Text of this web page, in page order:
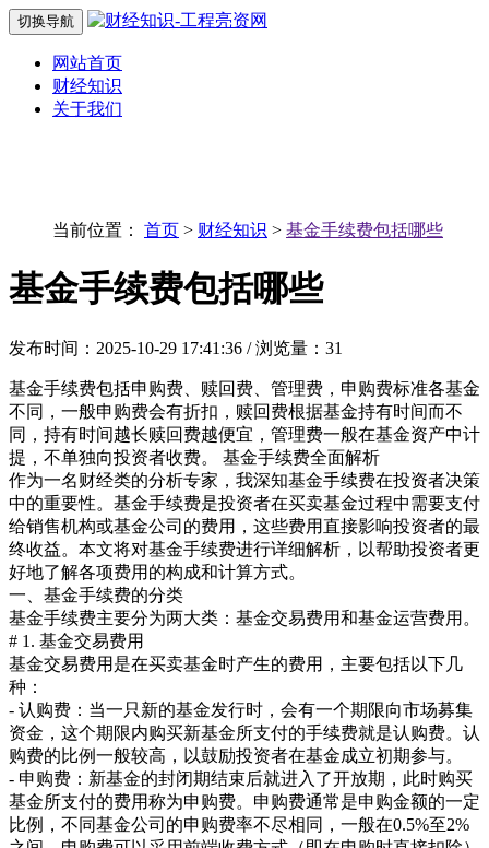
切换导航
网站首页
财经知识
关于我们
当前位置： 首页 > 财经知识 > 基金手续费包括哪些
基金手续费包括哪些
发布时间：2025-10-29 17:41:36 / 浏览量：31
基金手续费包括申购费、赎回费、管理费，申购费标准各基金
不同，一般申购费会有折扣，赎回费根据基金持有时间而不
同，持有时间越长赎回费越便宜，管理费一般在基金资产中计
提，不单独向投资者收费。 基金手续费全面解析
作为一名财经类的分析专家，我深知基金手续费在投资者决策
中的重要性。基金手续费是投资者在买卖基金过程中需要支付
给销售机构或基金公司的费用，这些费用直接影响投资者的最
终收益。本文将对基金手续费进行详细解析，以帮助投资者更
好地了解各项费用的构成和计算方式。
一、基金手续费的分类
基金手续费主要分为两大类：基金交易费用和基金运营费用。
# 1. 基金交易费用
基金交易费用是在买卖基金时产生的费用，主要包括以下几
种：
- 认购费：当一只新的基金发行时，会有一个期限向市场募集
资金，这个期限内购买新基金所支付的手续费就是认购费。认
购费的比例一般较高，以鼓励投资者在基金成立初期参与。
- 申购费：新基金的封闭期结束后就进入了开放期，此时购买
基金所支付的费用称为申购费。申购费通常是申购金额的一定
比例，不同基金公司的申购费率不尽相同，一般在0.5%至2%